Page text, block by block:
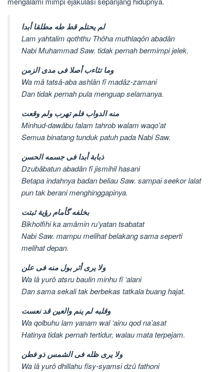
لم يحتلم قط طه مطلقا أبدا
Lam yahtalim qoththu Thôha muthlaqôn abadân
Nabi Muhammad Saw. tidak pernah bermimpi jelek.
وما تثاءب أصلا فی مدی الزمن
Wa mâ tatsâ-aba ashlân fî madâz-zamani
Dan tidak pernah pula menguap selamanya.
منه الدواب فلم تهرب ولم وقعت
Minhud-dawâbu falam tahrob walam waqo’at
Semua binatang tunduk patuh pada Nabi Saw.
ذبابة أبدا فی جسمه الحسن
Dzubâbatun abadân fî jismihil hasani
Betapa indahnya badan beliau Saw. sampai seekor lalat
pun tak berani menghinggapinya.
بخلفه گأمام رؤية ثبتت
Bikholfihi ka amâmin ru’yatan tsabatat
Nabi Saw. mampu melihat belakang sama seperti
melihat depan.
ولا يری أثر بول منه فی علن
Wa lâ yurô atsru baulin minhu fî ‘alani
Dan sama sekali tak berbekas tatkala buang hajat.
وقلبه لم ينم والعين قد نعست
Wa qolbuhu lam yanam wal ‘ainu qod na’asat
Hatinya tidak pernah tertidur, walau mata terpejam.
ولا يری ظله فی الشمس ذو فطن
Wa lâ yurô dhillahu fîsy-syamsi dzû fathoni